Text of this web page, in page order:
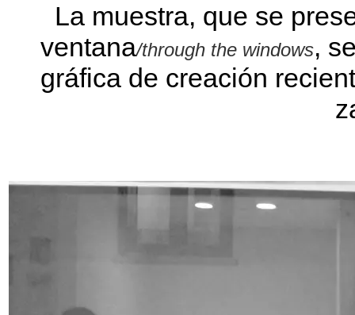
La muestra, que se
ventana/through the windows,
gráfica de creación